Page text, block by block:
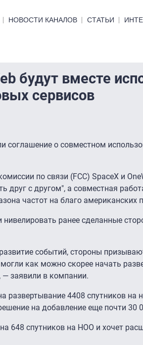
НОВОСТИ КАНАЛОВ СТАТЬИ
будут вместе
сервисов
соглашение о совместном
по связи (FCC) SpaceX и
друг с другом", а совместная
частот на благо американских
ранее сделанные
событий, стороны
как можно скорее начать
— заявили в компании.
развертывание 4408 спутников
на добавление еще почти 30
648 спутников на НОО и хочет